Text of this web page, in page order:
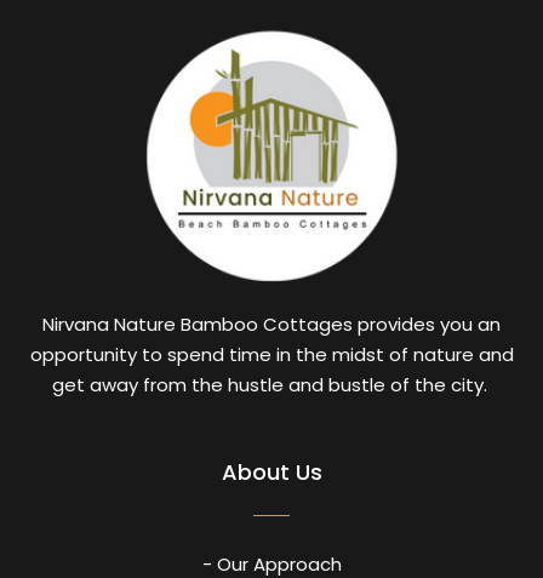
Nirvana Nature Bamboo Cottages provides you an
opportunity to spend time in the midst of nature and
get away from the hustle and bustle of the city.
About Us
- Our Approach